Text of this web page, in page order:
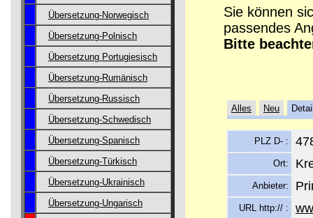
Übersetzung-Norwegisch
Übersetzung-Polnisch
Übersetzung Portugiesisch
Übersetzung-Rumänisch
Übersetzung-Russisch
Übersetzung-Schwedisch
Übersetzung-Spanisch
Übersetzung-Türkisch
Übersetzung-Ukrainisch
Übersetzung-Ungarisch
Sie können
passendes
Bitte
Alles Neu
PLZ D- :
Ort:
Anbieter:
URL http:// :